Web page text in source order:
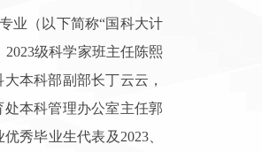
业（以下简称“国科大计
级科学家班主任陈熙
本科部副部长丁云云，
本科管理办公室主任郭
秀毕业生代表及2023、